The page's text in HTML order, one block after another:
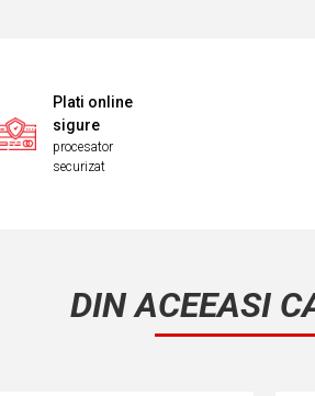
Plati online
sigure
procesator
securizat
DIN ACEEASI